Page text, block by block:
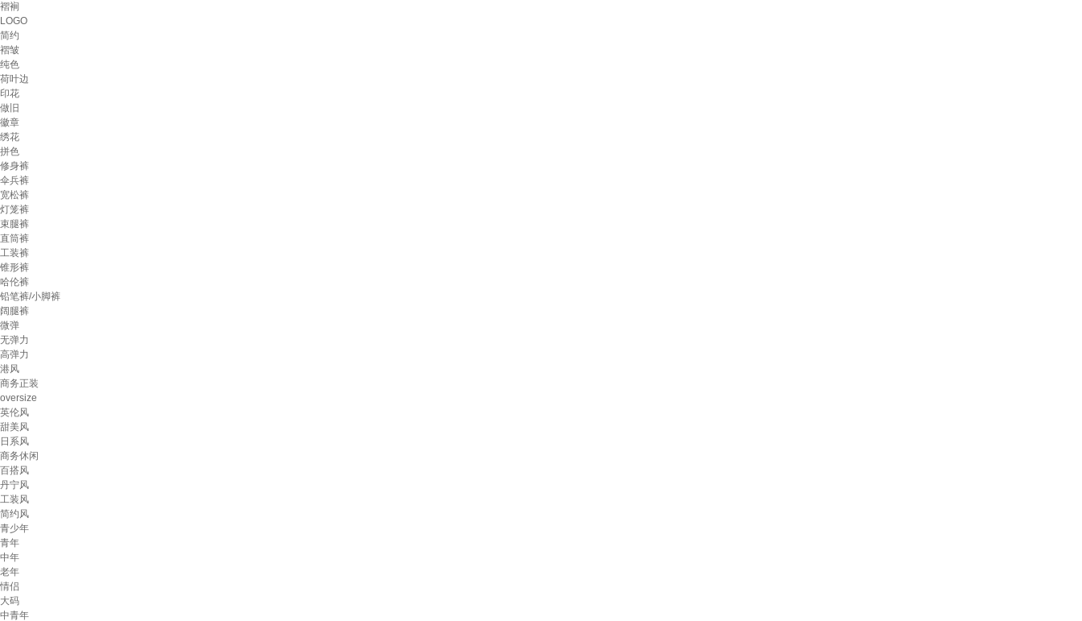
褶裥
LOGO
简约
褶皱
纯色
荷叶边
印花
做旧
徽章
绣花
拼色
修身裤
伞兵裤
宽松裤
灯笼裤
束腿裤
直筒裤
工装裤
锥形裤
哈伦裤
铅笔裤/小脚裤
阔腿裤
微弹
无弹力
高弹力
港风
商务正装
oversize
英伦风
甜美风
日系风
商务休闲
百搭风
丹宁风
工装风
简约风
青少年
青年
中年
老年
情侣
大码
中青年